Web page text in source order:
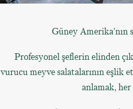
Güney Amerika’nın
Profesyonel şeflerin elinden
vurucu meyve salatalarının eşlik
anlamak,